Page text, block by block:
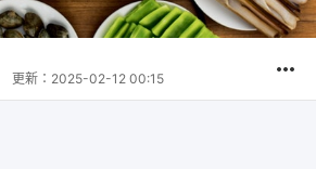
更新： 2025-02-12 00:15